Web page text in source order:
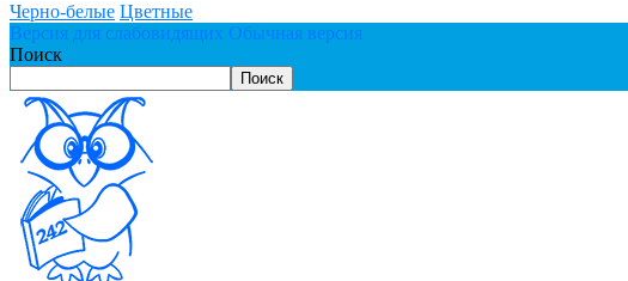
Черно-белые Цветные
Версия для слабовидящих Обычная версия
Поиск
Поиск